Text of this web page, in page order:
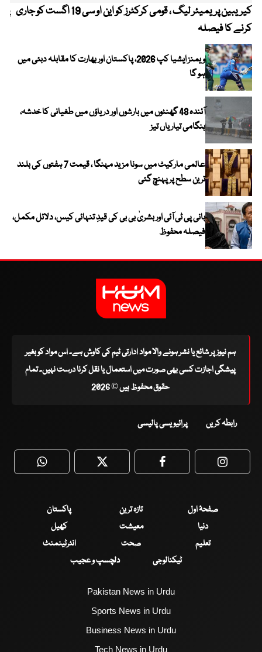
کیریبین پریمیئر لیگ ، قومی کرکٹرز کو این او سی 19 اگست کو جاری
کرنے کا فیصلہ
ویمنز ایشیا کپ 2026، پاکستان اور بھارت کا مقابلہ دبئی میں
ہو گا
آئندہ 48 گھنٹوں میں بارشوں اور دریاؤں میں طغیانی کا خدشہ،
ہنگامی تیاریاں تیز
عالمی مارکیٹ میں سونا مزید مہنگا ، قیمت 7 ہفتوں کی بلند
ترین سطح پر پہنچ گئی
بانی پی ٹی آئی اور بشریٰ بی بی کی قیدِ تنہائی کیس، دلائل مکمل،
فیصلہ محفوظ
ہم نیوز پر شائع یا نشر ہونے والا مواد ادارتی ٹیم کی کاوش ہے۔ اس مواد کو بغیر
پیشگی اجازت کسی بھی صورت میں استعمال یا نقل کرنا درست نہیں۔ تمام
حقوق محفوظ ہیں © 2026
رابطہ کریں پرائیویسی پالیسی
WhatsApp Twitter Facebook
صفحۂ اول تازہ ترین
پاکستان
دنیا
معیشت
کھیل
تعلیم
صحت
انٹرٹینمنٹ
ٹیکنالوجی
دلچسپ و عجیب
Pakistan News in Urdu
Sports News in Urdu
Business News in Urdu
Tech News in Urdu